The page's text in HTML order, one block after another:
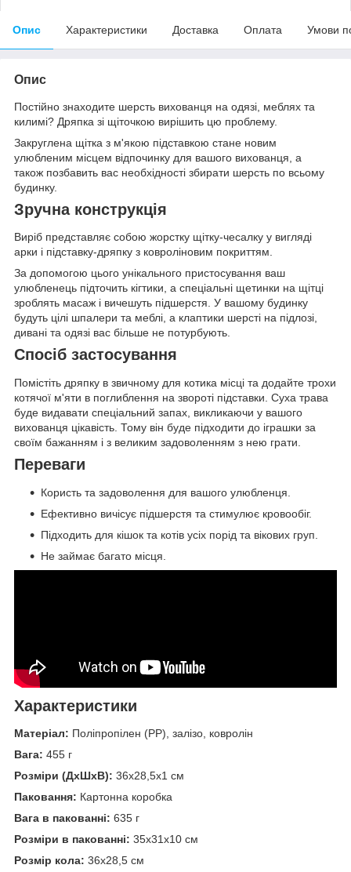
Опис Характеристики Доставка Оплата Умови
Опис
Постійно знаходите шерсть вихованця на одязі, меблях та
килимі? Дряпка зі щіточкою вирішить цю проблему.
Закруглена щітка з м'якою підставкою стане новим
улюбленим місцем відпочинку для вашого вихованця, а
також позбавить вас необхідності збирати шерсть по всьому
будинку.
Зручна конструкція
Виріб представляє собою жорстку щітку-чесалку у вигляді
арки і підставку-дряпку з ковроліновим покриттям.
За допомогою цього унікального пристосування ваш
улюбленець підточить кігтики, а спеціальні щетинки на щітці
зроблять масаж і вичешуть підшерстя. У вашому будинку
будуть цілі шпалери та меблі, а клаптики шерсті на підлозі,
дивані та одязі вас більше не потурбують.
Спосіб застосування
Помістіть дряпку в звичному для котика місці та додайте трохи
котячої м'яти в поглиблення на звороті підставки. Суха трава
буде видавати спеціальний запах, викликаючи у вашого
вихованця цікавість. Тому він буде підходити до іграшки за
своїм бажанням і з великим задоволенням з нею грати.
Переваги
Користь та задоволення для вашого улюбленця.
Ефективно вичісує підшерстя та стимулює кровообіг.
Підходить для кішок та котів усіх порід та вікових груп.
Не займає багато місця.
Характеристики
Матеріал: Поліпропілен (PP), залізо, ковролін
Вага: 455 г
Розміри (ДхШхВ): 36х28,5х1 см
Паковання: Картонна коробка
Вага в пакованні: 635 г
Розміри в пакованні: 35х31х10 см
Розмір кола: 36х28,5 см